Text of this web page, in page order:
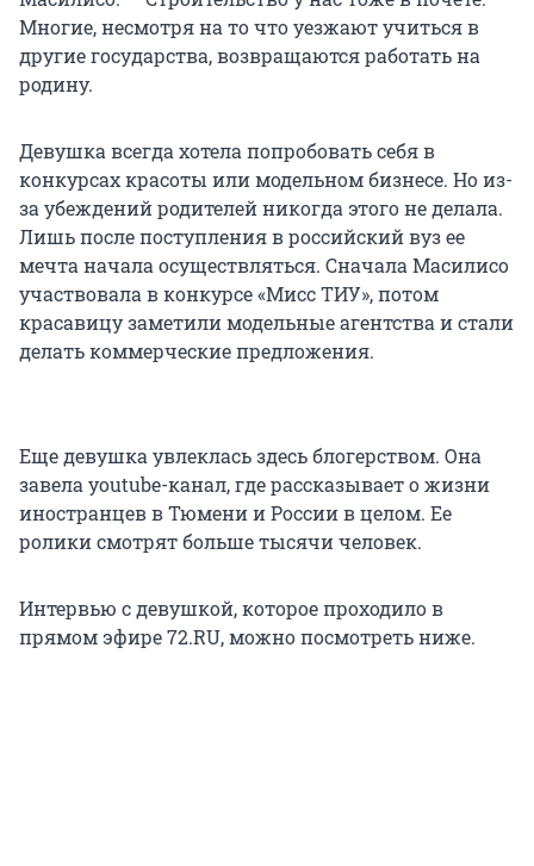
Многие, несмотря на то что уезжают учиться в
другие государства, возвращаются работать на
родину.
Девушка всегда хотела попробовать себя в
конкурсах красоты или модельном бизнесе. Но из-
за убеждений родителей никогда этого не делала.
Лишь после поступления в российский вуз ее
мечта начала осуществляться. Сначала Масилисо
участвовала в конкурсе «Мисс ТИУ», потом
красавицу заметили модельные агентства и стали
делать коммерческие предложения.
Еще девушка увлеклась здесь блогерством. Она
завела youtube-канал, где рассказывает о жизни
иностранцев в Тюмени и России в целом. Ее
ролики смотрят больше тысячи человек.
Интервью с девушкой, которое проходило в
прямом эфире 72.RU, можно посмотреть ниже.